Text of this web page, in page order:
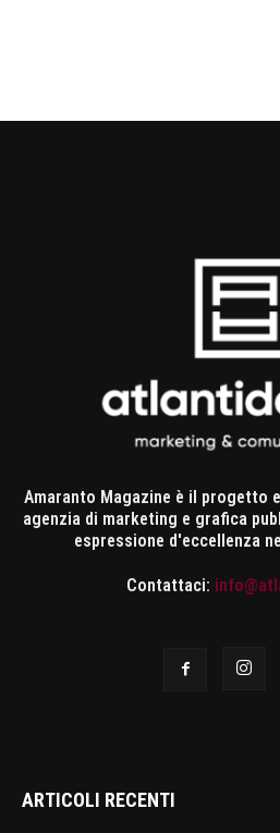
Amaranto Magazine è il progetto
agenzia di marketing e grafica
espressione d'eccellenza
Contattaci:
ARTICOLI RECENTI